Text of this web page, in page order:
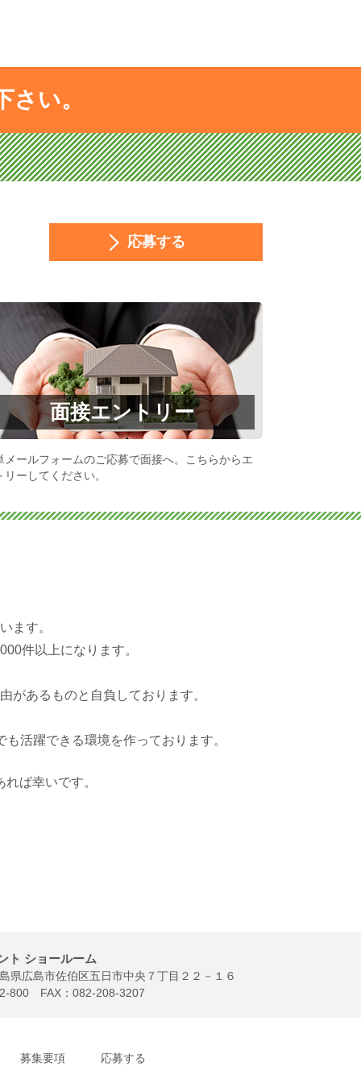
い。
応募する
面接エントリー
メールフォームのご応募で面接へ。こちらからエ
リーしてください。
ます。
件以上になります。
があるものと自負しております。
活躍できる環境を作っております。
ば幸いです。
ト ショールーム
県広島市佐伯区五日市中央７丁目２２－１６
800 FAX：082-208-3207
募集要項 応募する